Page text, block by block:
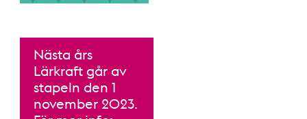
Nästa års
Lärkraft går av
stapeln den 1
november 2023.